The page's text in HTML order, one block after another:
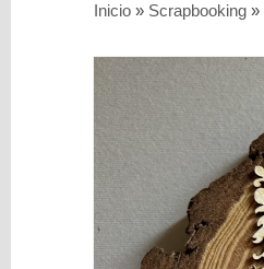
MIXED
MEDIA
Pinturas
Mediums
Máquinas
Inicio » Scrapbooking »